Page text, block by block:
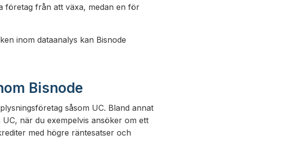
företag från att växa, medan en för
inom dataanalys kan Bisnode
Bisnode
såsom UC. Bland annat
när du exempelvis ansöker om ett
med högre räntesatser och